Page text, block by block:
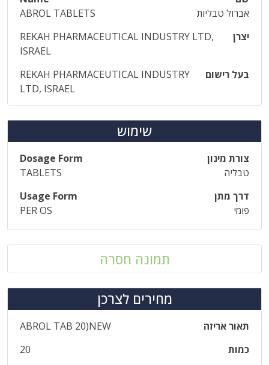
אברול טבליות
ABROL TABLETS
יצרן
REKAH PHARMACEUTICAL INDUSTRY LTD,
ISRAEL
בעל רישום
REKAH PHARMACEUTICAL INDUSTRY
LTD, ISRAEL
שימוש
צורת מינון
Dosage Form
טבליה
TABLETS
דרך מתן
Usage Form
פומי
PER OS
תמונה חסרה
מחירים לצרכן
תאור אריזה
ABROL TAB 20)NEW
כמות
20